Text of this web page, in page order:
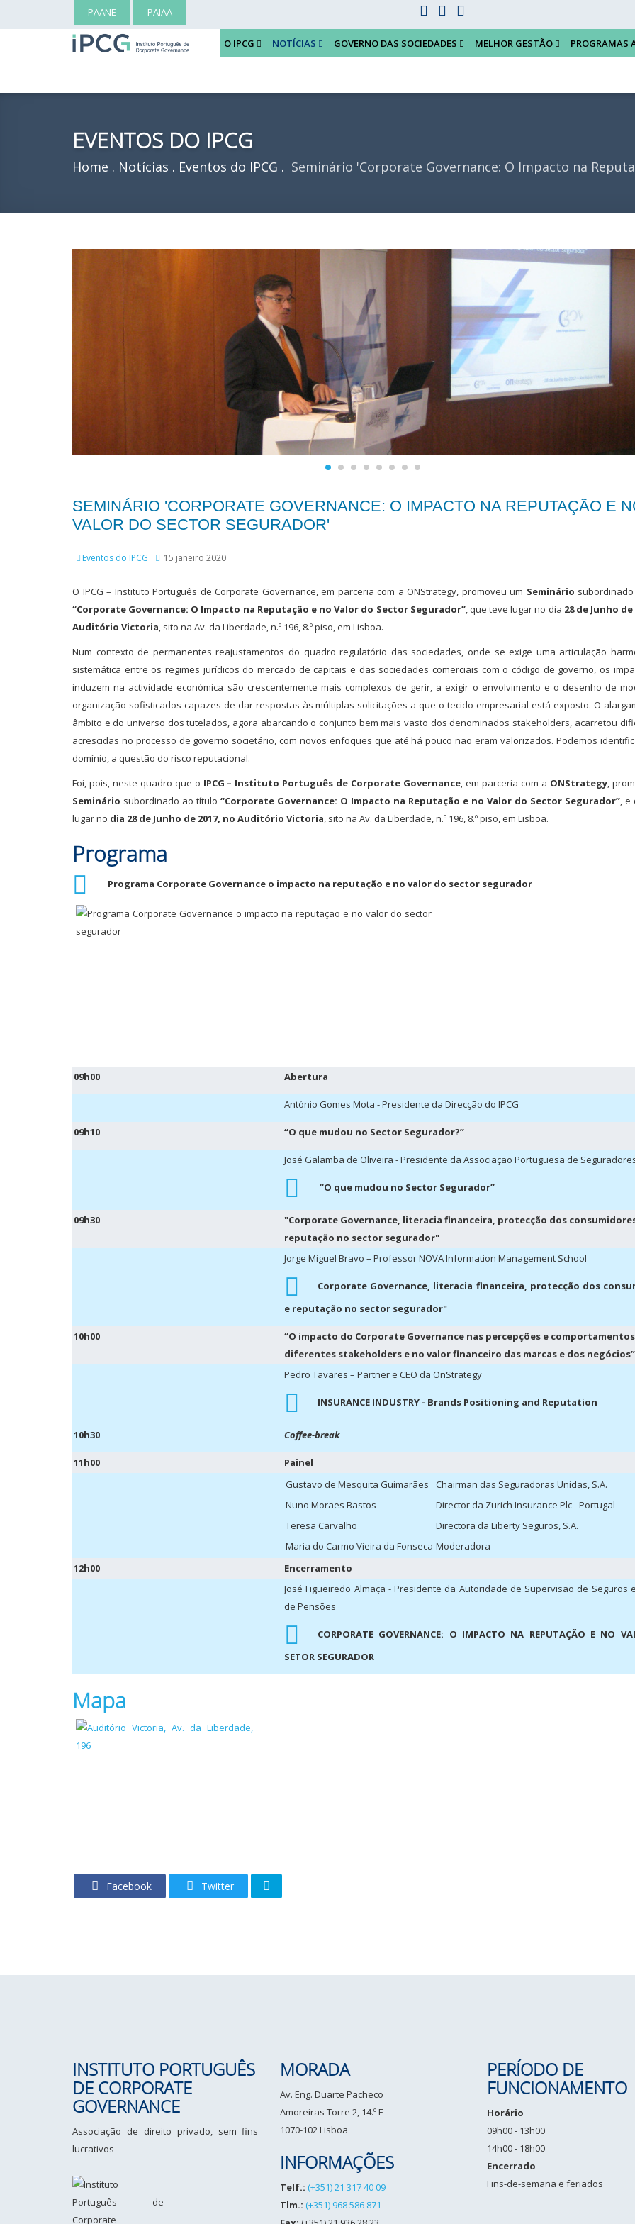
PAANE PAIAA
O IPCG NOTÍCIAS GOVERNO DAS SOCIEDADES MELHOR GESTÃO PROGRAMAS
EVENTOS DO IPCG
Home Notícias Eventos do IPCG Seminário 'Corporate Governance: O Impacto na
SEMINÁRIO 'CORPORATE GOVERNANCE: O IMPACTO NA REPUTAÇÃO E
VALOR DO SECTOR SEGURADOR'
Eventos do IPCG 15 janeiro 2020
O IPCG – Instituto Português de Corporate Governance, em parceria com a ONStrategy, promoveu um Seminário
“Corporate Governance: O Impacto na Reputação e no Valor do Sector Segurador”, que teve lugar no dia 28 de Junho de
Auditório Victoria, sito na Av. da Liberdade, n.º 196, 8.º piso, em Lisboa.
Num contexto de permanentes reajustamentos do quadro regulatório das sociedades, onde se exige uma articulação
sistemática entre os regimes jurídicos do mercado de capitais e das sociedades comerciais com o código de governo, os
induzem na actividade económica são crescentemente mais complexos de gerir, a exigir o envolvimento e o desenho de
organização sofisticados capazes de dar respostas às múltiplas solicitações a que o tecido empresarial está exposto. O
âmbito e do universo dos tutelados, agora abarcando o conjunto bem mais vasto dos denominados stakeholders, acarretou
acrescidas no processo de governo societário, com novos enfoques que até há pouco não eram valorizados. Podemos
domínio, a questão do risco reputacional.
Foi, pois, neste quadro que o IPCG – Instituto Português de Corporate Governance, em parceria com a ONStrategy,
Seminário subordinado ao título“Corporate Governance: O Impacto na Reputação e no Valor do Sector Segurador”, e
lugar no dia 28 de Junho de 2017, no Auditório Victoria, sito na Av. da Liberdade, n.º 196, 8.º piso, em Lisboa.
Programa
Programa Corporate Governance o impacto na reputação e no valor do sector segurador
09h00 Abertura
António Gomes Mota - Presidente da Direcção do IPCG
09h10 “O que mudou no Sector Segurador?”
José Galamba de Oliveira - Presidente da Associação Portuguesa de
“O que mudou no Sector Segurador”
09h30
"Corporate Governance, literacia financeira, protecção dos
reputação no sector segurador"
Jorge Miguel Bravo – Professor NOVA Information Management School
Corporate Governance, literacia financeira, protecção dos
e reputação no sector segurador"
10h00
“O impacto do Corporate Governance nas percepções e
diferentes stakeholders e no valor financeiro das marcas e dos negócios”
Pedro Tavares – Partner e CEO da OnStrategy
INSURANCE INDUSTRY - Brands Positioning and Reputation
10h30 Coffee-break
11h00
Painel
Gustavo de Mesquita Guimarães
Chairman das Seguradoras Unidas, S.A.
Nuno Moraes Bastos
Director da Zurich Insurance Plc - Portugal
Teresa Carvalho
Directora da Liberty Seguros, S.A.
Maria do Carmo Vieira da Fonseca Moderadora
12h00
Encerramento
José Figueiredo Almaça - Presidente da Autoridade de Supervisão de Seguros
de Pensões
CORPORATE GOVERNANCE: O IMPACTO NA REPUTAÇÃO E NO
SETOR SEGURADOR
Mapa
Facebook Twitter
INSTITUTO PORTUGUÊS
DE CORPORATE
GOVERNANCE
Associação de direito privado, sem fins
lucrativos
MORADA
Av. Eng. Duarte Pacheco
Amoreiras Torre 2, 14.º E
1070-102 Lisboa
INFORMAÇÕES
Telf.: (+351) 21 317 40 09
Tlm.: (+351) 968 586 871
PERÍODO DE
FUNCIONAMENTO
Horário
09h00 - 13h00
14h00 - 18h00
Encerrado
Fins-de-semana e feriados